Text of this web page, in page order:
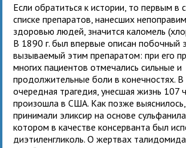
Если обратиться к истории, то первым в
списке препаратов, нанесших
здоровью людей, значится каломель
В 1890 г. был впервые описан побочный
вызываемый этим препаратом: при его
многих пациентов отмечались сильные и
продолжительные боли в конечностях. В
очередная трагедия, унесшая жизнь 107
произошла в США. Как позже
принимали эликсир на основе
котором в качестве консерванта был
диэтиленгликоль. О жертвах